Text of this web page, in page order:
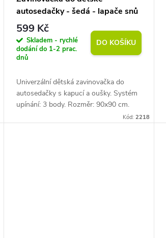
autosedačky - šedá - lapače snů
599 Kč
Skladem - rychlé
dodání do 1-2 prac.
dnů
DO KOŠÍKU
Univerzální dětská zavinovačka do
autosedačky s kapucí a oušky. Systém
upínání: 3 body. Rozměr: 90x90 cm.
Materiál: prémiová bavlna s vaflovou
Kód: 2218